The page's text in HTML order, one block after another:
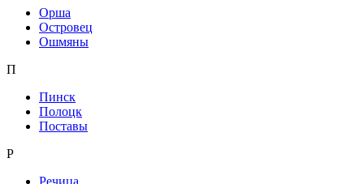
Орша
Островец
Ошмяны
П
Пинск
Полоцк
Поставы
Р
Речица